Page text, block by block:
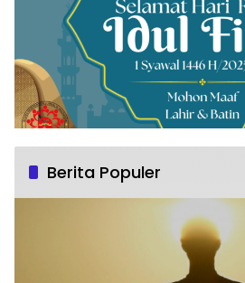
Berita Populer